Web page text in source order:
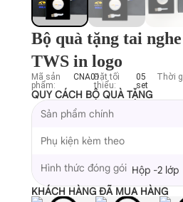
Bộ quà tặng tai
TWS in logo
Mã sản
phẩm:
CNA01Đặt tối
thiểu:
05
set
Thời
QUY CÁCH BỘ QUÀ TẶNG
Sản phẩm chính
Phụ kiện kèm theo
Hình thức đóng gói Hộp -2 lớp
KHÁCH HÀNG ĐÃ MUA HÀNG